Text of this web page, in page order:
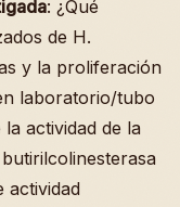
: ¿Qué
de H.
y la proliferación
laboratorio/tubo
la actividad de la
actividad